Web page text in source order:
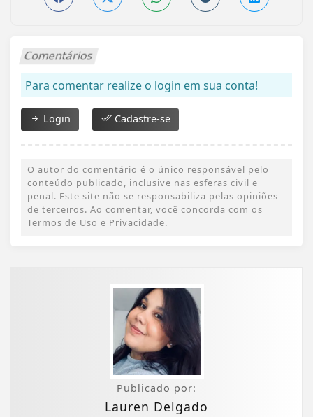
Comentários
Para comentar realize o login em sua conta!
Login Cadastre-se
O autor do comentário é o único responsável pelo
conteúdo publicado, inclusive nas esferas civil e
penal. Este site não se responsabiliza pelas opiniões
de terceiros. Ao comentar, você concorda com os
Termos de Uso e Privacidade.
Publicado por:
Lauren Delgado